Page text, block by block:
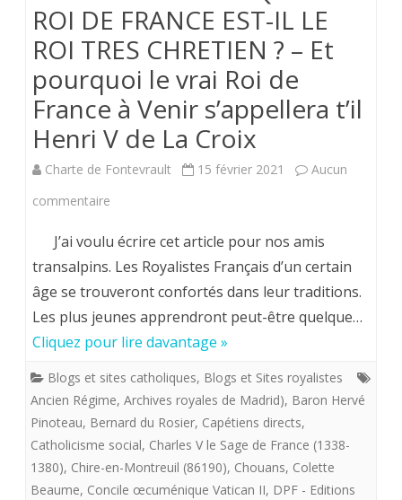
Charles
Barbanes,
spécialiste
de
l’énigme
ROI DE FRANCE EST-IL LE
ROI TRES CHRETIEN ? – Et
pourquoi le vrai Roi de
France à Venir s’appellera t’il
Henri V de La Croix
Charte de Fontevrault 15 février 2021
Aucun
commentaire
Volto.
POURQUOI
LE
FRANCE
EST-
IL
J’ai voulu écrire cet article pour nos amis
transalpins. Les Royalistes Français d’un certain
âge se trouveront confortés dans leur traditions.
Les plus jeunes apprendront peut-être quelque…
Cliquez pour lire davantage »
Blogs et sites catholiques, Blogs et Sites royalistes
Ancien Régime, Archives royales de Madrid), Baron Hervé
Pinoteau, Bernard du Rosier, Capétiens directs,
Catholicisme social, Charles V le Sage de France (1338-
1380), Chire-en-Montreuil (86190), Chouans, Colette
Beaume, Concile œcuménique Vatican II, DPF - Editions